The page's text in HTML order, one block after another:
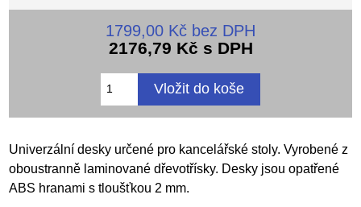
1799,00 Kč bez DPH
2176,79 Kč s DPH
Univerzální desky určené pro kancelářské stoly. Vyrobené z
oboustranně laminované dřevotřísky. Desky jsou opatřené
ABS hranami s tloušťkou 2 mm.